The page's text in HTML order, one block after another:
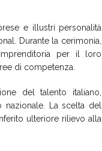
e illustri personalità
Durante la cerimonia,
per il loro
di competenza.
del talento italiano,
La scelta del
ulteriore rilievo alla